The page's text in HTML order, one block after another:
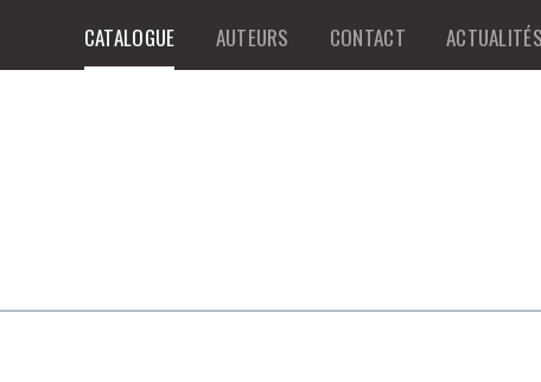
CATALOGUE AUTEURS CONTACT